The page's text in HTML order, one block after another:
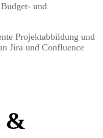
und
Projektabbildung und
Jira und Confluence
&